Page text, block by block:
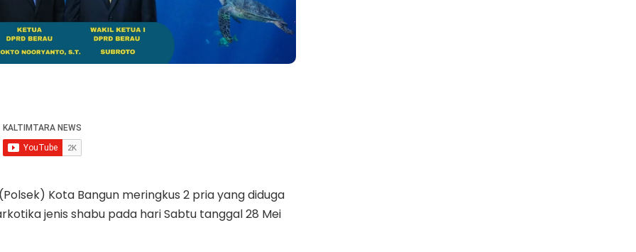
(Polsek) Kota Bangun meringkus 2 pria yang diduga
jenis shabu pada hari Sabtu tanggal 28 Mei